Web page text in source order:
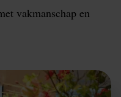
vakmanschap en